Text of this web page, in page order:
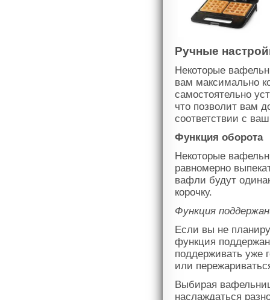
Ручные
Некоторые
вам максимально
самостоятельно
что позволит вам
соответствии с
Функция оборота
Некоторые
равномерно
вафли будут
корочку.
Функция
Если вы не
функция
поддерживать уже
или
Выбирая
наслаждаться